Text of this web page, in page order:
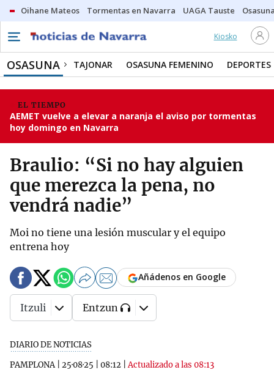
Oihane Mateos Tormentas en Navarra UAGA Tauste
Kiosko
OSASUNA TAJONAR OSASUNA FEMENINO DEPORTES
EL TIEMPO
AEMET vuelve a elevar a naranja el aviso por tormentas
hoy domingo en Navarra
Braulio: “Si no hay alguien
que merezca la pena, no
vendrá nadie”
Moi no tiene una lesión muscular y el equipo
entrena hoy
DIARIO DE NOTICIAS
PAMPLONA| 25·08·25 08:12 |Actualizado a las 08:13
Añádenos en Google
Itzuli Entzun